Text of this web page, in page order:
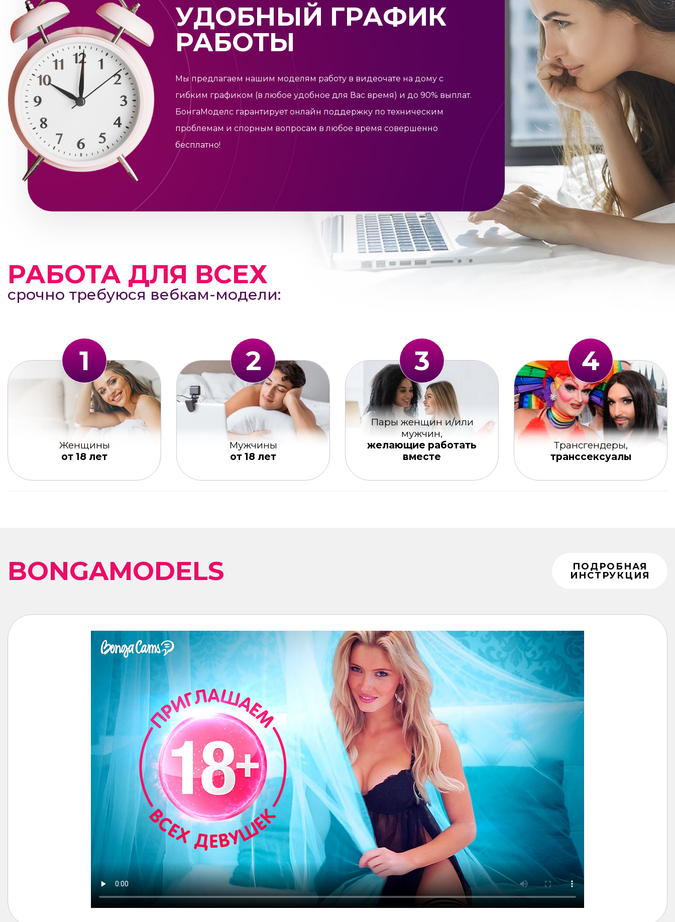
УДОБНЫЙ ГРАФИК
РАБОТЫ
Мы предлагаем нашим моделям работу в видеочате на дому с
гибким графиком (в любое удобное для Вас время) и до 90% выплат.
БонгаМоделс гарантирует онлайн поддержку по техническим
проблемам и спорным вопросам в любое время совершенно
бесплатно!
РАБОТА ДЛЯ ВСЕХ
срочно требуюся вебкам-модели:
1
Женщины
от 18 лет
2
Мужчины
от 18 лет
3
Пары женщин и/или
мужчин,
желающие работать
вместе
4
Трансгендеры,
транссексуалы
BONGAMODELS
ПОДРОБНАЯ
ИНСТРУКЦИЯ